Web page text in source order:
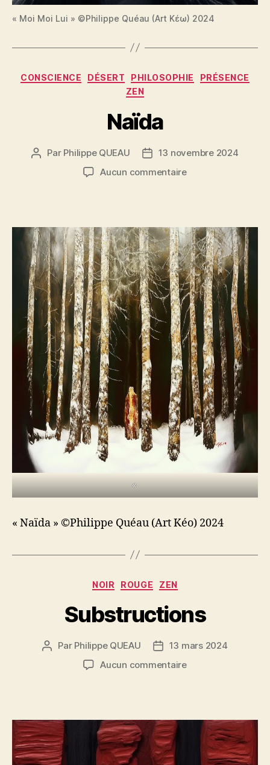
« Moi Moi Lui » ©Philippe Quéau (Art Κέω) 2024
Catégories
CONSCIENCE DÉSERT PHILOSOPHIE
PRÉSENCE
ZEN
Naïda
Auteur
Par Philippe QUEAU
Date13 novembre 2024
Aucun commentairesur
«
« Naïda » ©Philippe Quéau (Art Kéo) 2024
Catégories
NOIR ROUGE ZEN
Substructions
Auteur
Par Philippe QUEAU
Date
de
13 mars 2024
Aucun commentairesur